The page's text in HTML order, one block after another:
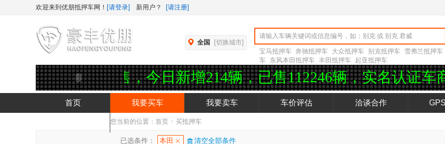
欢迎来到优朋抵押车网！ [请登录] 新用户？ [请注册]
全国
[切换城市]
宝马抵押车 奔驰抵押车 大众抵押车 别克抵押车 雪弗兰抵押车
车 东风本田抵押车 丰田抵押车 起亚抵押车
辆在售，今日新增214辆，已售112246辆，实名认证车商
首页 我要买车 我要卖车 车价评估 洽谈合作
您当前的位置： 首页 > 买抵押车
已选条件： 本田 清空全部条件